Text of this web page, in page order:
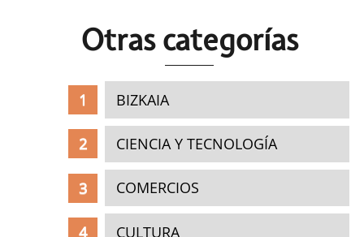
Otras categorías
BIZKAIA
CIENCIA Y TECNOLOGÍA
COMERCIOS
CULTURA